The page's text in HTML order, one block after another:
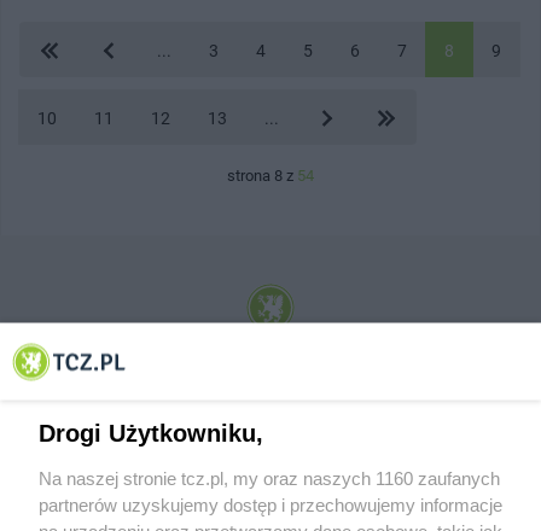
3 4 5 6 7 8 9
10 11 12 13
strona 8 z 54
© 2001-2026 Tczew - TCZ.PL Sp. z o.o. Internetowy Serwis Informacyjny Miasta
Drogi Użytkowniku,
Na naszej stronie tcz.pl, my oraz naszych 1160 zaufanych
partnerów uzyskujemy dostęp i przechowujemy informacje